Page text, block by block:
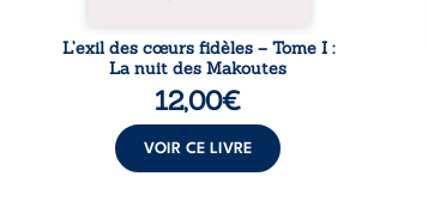
L’exil des cœurs fidèles – Tome I :
La nuit des Makoutes
12,00€
VOIR CE LIVRE